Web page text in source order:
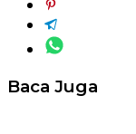
Baca Juga